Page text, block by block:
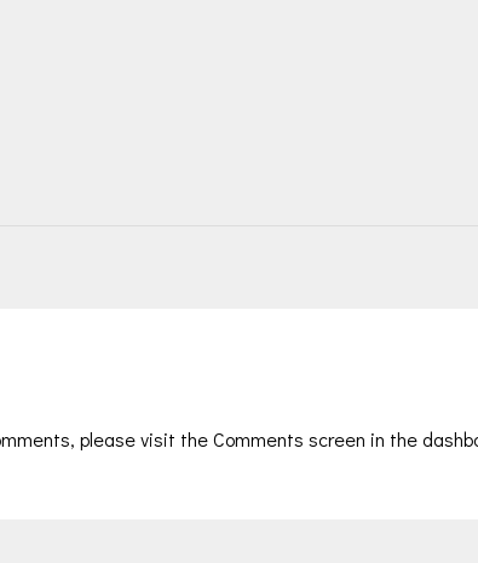
please visit the Comments screen in the